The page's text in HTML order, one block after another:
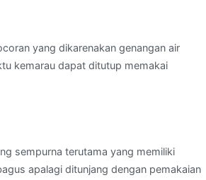
yang dikarenakan genangan air
kemarau dapat ditutup memakai
sempurna terutama yang memiliki
apalagi ditunjang dengan pemakaian